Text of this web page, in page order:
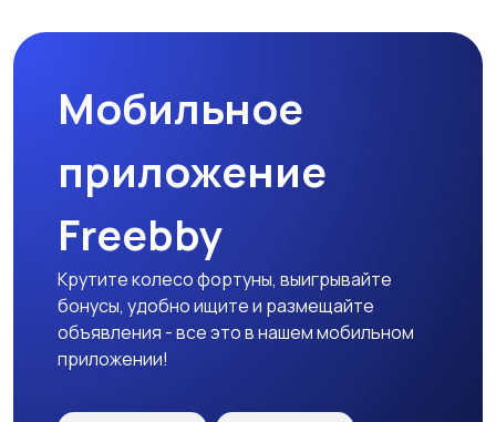
Мобильное
приложение
Freebby
Крутите колесо фортуны, выигрывайте
бонусы, удобно ищите и размещайте
объявления - все это в нашем мобильном
приложении!